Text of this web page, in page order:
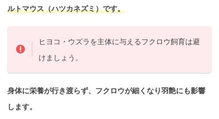
ルトマウス（ハツカネズミ）です。
ヒヨコ・ウズラを主体に与えるフクロウ飼育は避
けましょう。
身体に栄養が行き渡らず、フクロウが細くなり羽艶にも影響
します。